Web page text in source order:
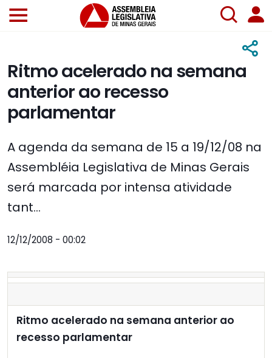
Ritmo acelerado na semana
anterior ao recesso
parlamentar
A agenda da semana de 15 a 19/12/08 na
Assembléia Legislativa de Minas Gerais
será marcada por intensa atividade
tant...
12/12/2008 - 00:02
Ritmo acelerado na semana anterior ao
recesso parlamentar